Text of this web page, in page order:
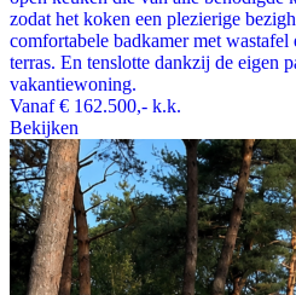
zodat het koken een plezierige
comfortabele badkamer met
terras. En tenslotte dankzij de eigen
vakantiewoning.
Vanaf € 162.500,- k.k.
Bekijken